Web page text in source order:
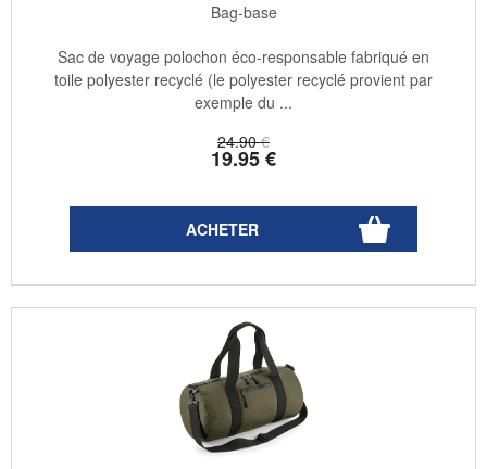
Bag-base
24.90 €
19.95€
Sac de voyage polochon éco-responsable fabriqué en
toile polyester recyclé (le polyester recyclé provient par
exemple du ...